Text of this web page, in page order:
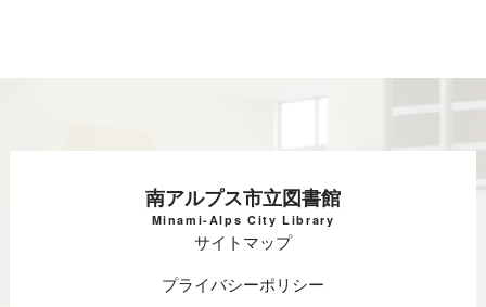
南アルプス市立図書館
Minami-Alps City Library
サイトマップ
プライバシーポリシー